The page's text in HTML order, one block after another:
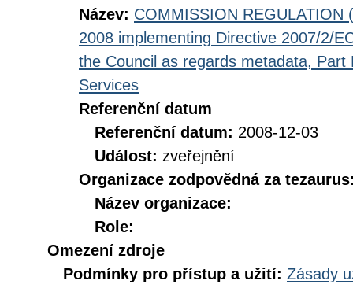
Název: COMMISSION REGULATION
2008 implementing Directive 2007/2/
the Council as regards metadata,
Services
Referenční datum
Referenční datum: 2008-12-03
Událost: zveřejnění
Organizace zodpovědná za
Název organizace:
Role:
Omezení zdroje
Podmínky pro přístup a užití: Zásady